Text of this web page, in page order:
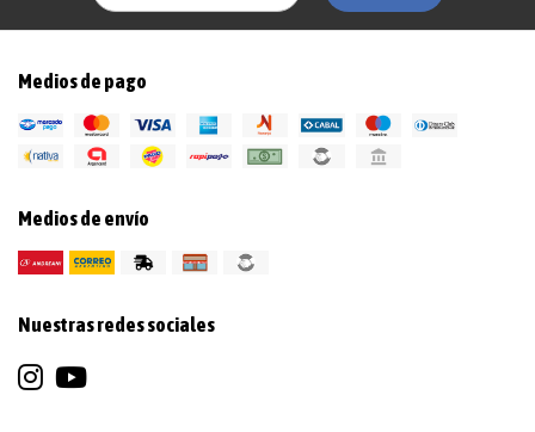
Medios de pago
Medios de envío
Nuestras redes sociales